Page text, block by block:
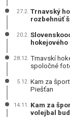
27.2. Trnavský
rozbehnúť
20.2.
28.12. Trnavskí
spoločné
5.12. Kam za
Piešťan
14.11. Kam za
volejbal